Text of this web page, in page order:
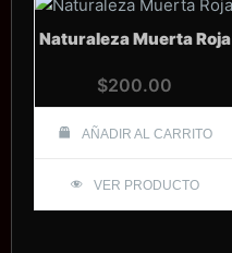
Naturaleza Muerta Roja
$200.00
AÑADIR AL CARRITO
VER PRODUCTO